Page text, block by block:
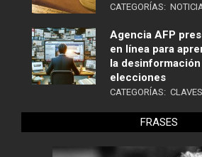
CATEGORÍAS:
Agencia AFP
en línea para
la
elecciones
CATEGORÍAS: CLAVES
FRASES